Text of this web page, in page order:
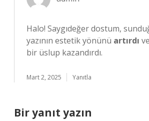
Halo! Saygıdeğer dostum,
yazının estetik yönünü artırdı
bir üslup kazandırdı.
Mart 2, 2025 Yanıtla
Bir yanıt yazın